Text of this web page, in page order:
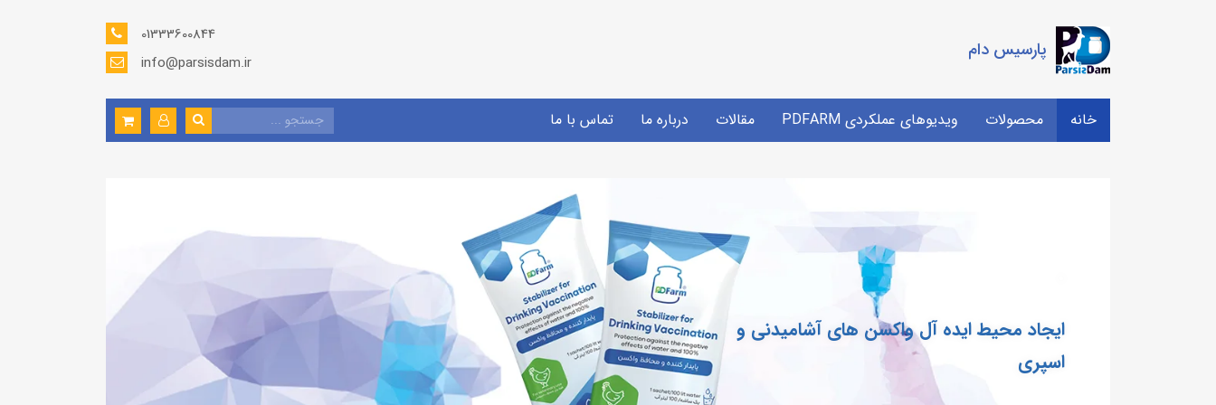
پارسیس دام
01333600844
info@parsisdam.ir
خانه محصولات ویدیوهای عملکردی PDFARM مقالات درباره ما تماس با ما
محافظت در برابر اکسیده ها
حذف و بی اثر کردن ترکیبات اکسیده کننده
مخرب از قبیل کلر و آهن در آب واکسیناسیون